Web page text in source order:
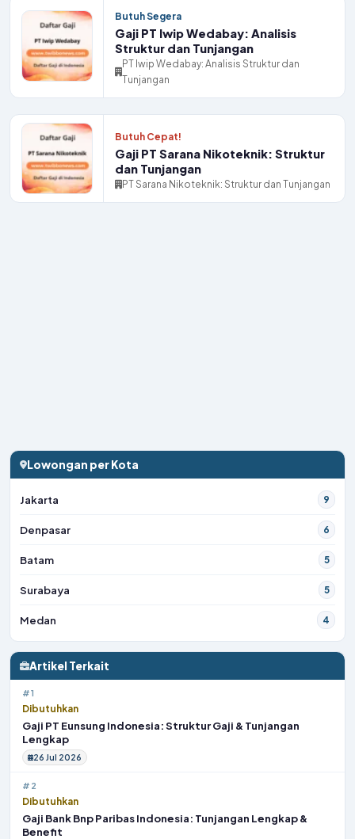
Butuh Segera
Gaji PT Iwip Wedabay: Analisis
Struktur dan Tunjangan
PT Iwip Wedabay: Analisis Struktur dan
Tunjangan
Butuh Cepat!
Gaji PT Sarana Nikoteknik: Struktur
dan Tunjangan
PT Sarana Nikoteknik: Struktur dan Tunjangan
Lowongan per Kota
Jakarta 9
Denpasar 6
Batam 5
Surabaya 5
Medan 4
Artikel Terkait
#1
Dibutuhkan
Gaji PT Eunsung Indonesia: Struktur Gaji & Tunjangan
Lengkap
26 Jul 2026
#2
Dibutuhkan
Gaji Bank Bnp Paribas Indonesia: Tunjangan Lengkap &
Benefit